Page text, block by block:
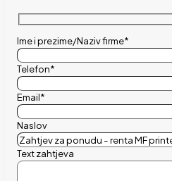
Ime i prezime/Naziv firme*
Telefon*
Email*
Naslov
Text zahtjeva